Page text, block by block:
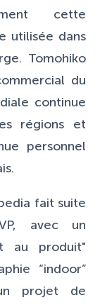
cette
utilisée dans
Tomohiko
du
continue
régions et
personnel
fait suite
avec un
au produit"
“indoor”
projet de